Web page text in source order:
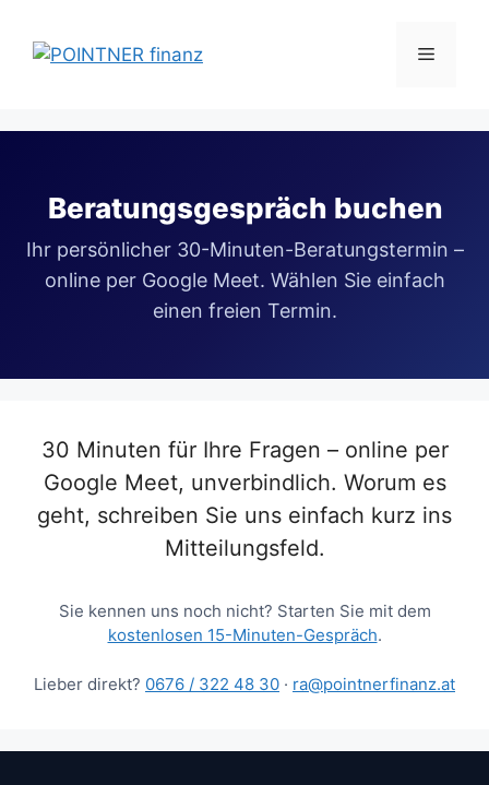
Inhalt
springen
Menü
Beratungsgespräch buchen
Ihr persönlicher 30-Minuten-Beratungstermin –
online per Google Meet. Wählen Sie einfach
einen freien Termin.
30 Minuten für Ihre Fragen – online per
Google Meet, unverbindlich. Worum es
geht, schreiben Sie uns einfach kurz ins
Mitteilungsfeld.
Sie kennen uns noch nicht? Starten Sie mit dem
kostenlosen 15-Minuten-Gespräch.
Lieber direkt? 0676 / 322 48 30 · ra@pointnerfinanz.at